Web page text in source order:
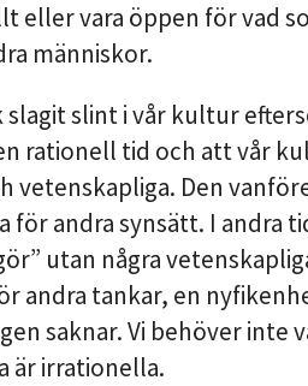
eller vara öppen för vad
människor.
slagit slint i vår kultur
rationell tid och att vår
vetenskapliga. Den
för andra synsätt. I andra
utan några
andra tankar, en
saknar. Vi behöver inte
är irrationella.